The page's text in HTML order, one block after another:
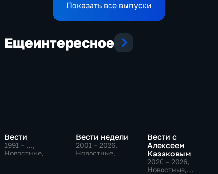
Показать все выпуски
Ещеинтересное
Вести
1991 – …,
Новостные,
Вести недели
2001 – 2026,
Новостные,
Вести с
Алексеем
Казаковым
2020 – 2026,
Новостные,